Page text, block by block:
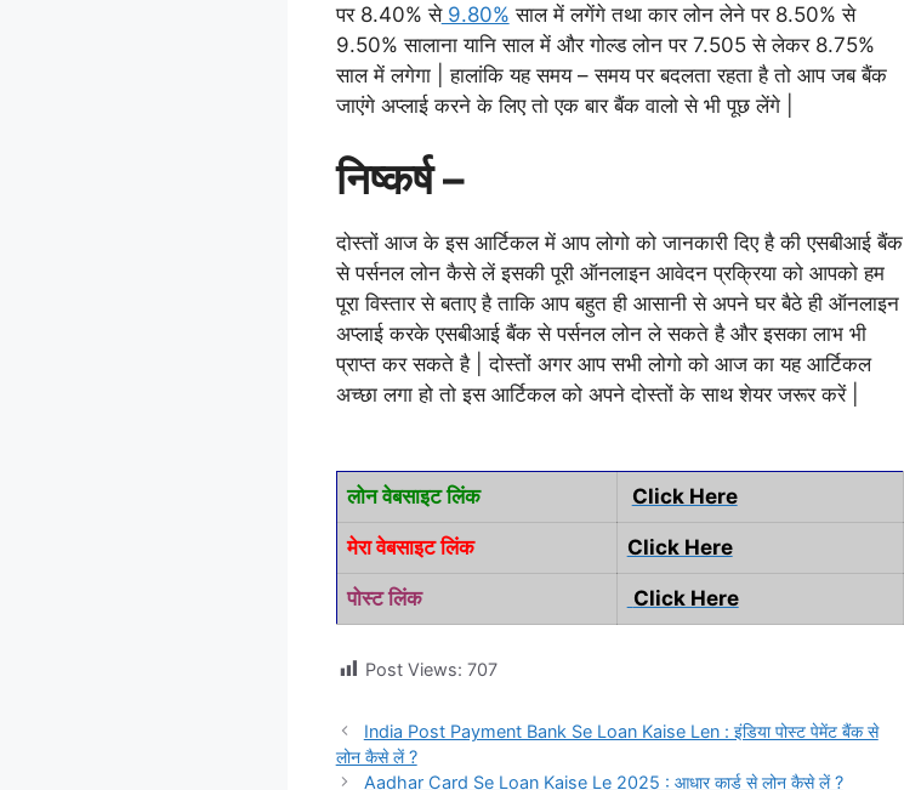
पर 8.40% से9.80% साल में लगेंगे तथा कार लोन लेने पर 8.50% से
9.50% सालाना यानि साल में और गोल्ड लोन पर 7.505 से लेकर 8.75%
साल में लगेगा | हालांकि यह समय – समय पर बदलता रहता है तो आप जब बैंक
जाएंगे अप्लाई करने के लिए तो एक बार बैंक वालो से भी पूछ लेंगे |
निष्कर्ष –
दोस्तों आज के इस आर्टिकल में आप लोगो को जानकारी दिए है की एसबीआई बैंक
से पर्सनल लोन कैसे लें इसकी पूरी ऑनलाइन आवेदन प्रक्रिया को आपको हम
पूरा विस्तार से बताए है ताकि आप बहुत ही आसानी से अपने घर बैठे ही ऑनलाइन
अप्लाई करके एसबीआई बैंक से पर्सनल लोन ले सकते है और इसका लाभ भी
प्राप्त कर सकते है | दोस्तों अगर आप सभी लोगो को आज का यह आर्टिकल
अच्छा लगा हो तो इस आर्टिकल को अपने दोस्तों के साथ शेयर जरूर करें |
लोन वेबसाइट लिंक Click Here
मेरा वेबसाइट लिंक Click Here
पोस्ट लिंक Click Here
Post Views: 707
India Post Payment Bank Se Loan Kaise Len : इंडिया पोस्ट पेमेंट बैंक से
लोन कैसे लें ?
Aadhar Card Se Loan Kaise Le 2025 : आधार कार्ड से लोन कैसे लें ?